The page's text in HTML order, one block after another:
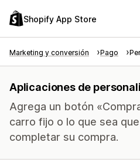
Shopify App Store
Marketing y conversión Pago
Aplicaciones de
Agrega un botón
carro fijo o lo que sea
completar su compra.